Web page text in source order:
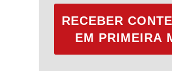
RECEBER
EM PRIMEIRA